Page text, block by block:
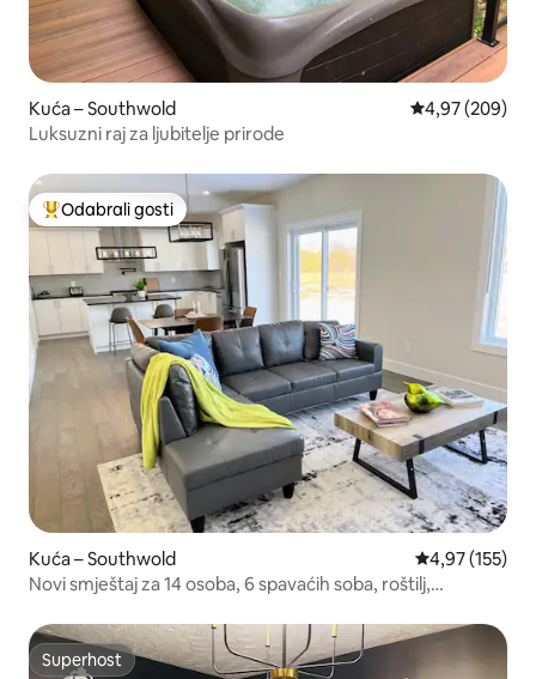
Kuća – Southwold Prosječna
4,97 (209)
Luksuzni raj za ljubitelje prirode
Među najviše rangiranima s oznakom „Odabrali gosti”
Odabrali gosti
Kuća – Southwold Prosječna
4,97 (155)
Novi smještaj za 14 osoba, 6 spavaćih soba, roštilj,
Superhost
Superhost